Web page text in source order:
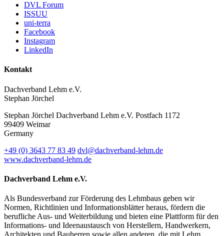
DVL Forum
ISSUU
uni-terra
Facebook
Instagram
LinkedIn
Kontakt
Dachverband Lehm e.V.
Stephan Jörchel
Stephan Jörchel Dachverband Lehm e.V. Postfach 1172
99409 Weimar
Germany
+49 (0) 3643 77 83 49 dvl@dachverband-lehm.de
www.dachverband-lehm.de
Dachverband Lehm e.V.
Als Bundesverband zur Förderung des Lehmbaus geben wir
Normen, Richtlinien und Informationsblätter heraus, fördern die
berufliche Aus- und Weiterbildung und bieten eine Plattform für den
Informations- und Ideenaustausch von Herstellern, Handwerkern,